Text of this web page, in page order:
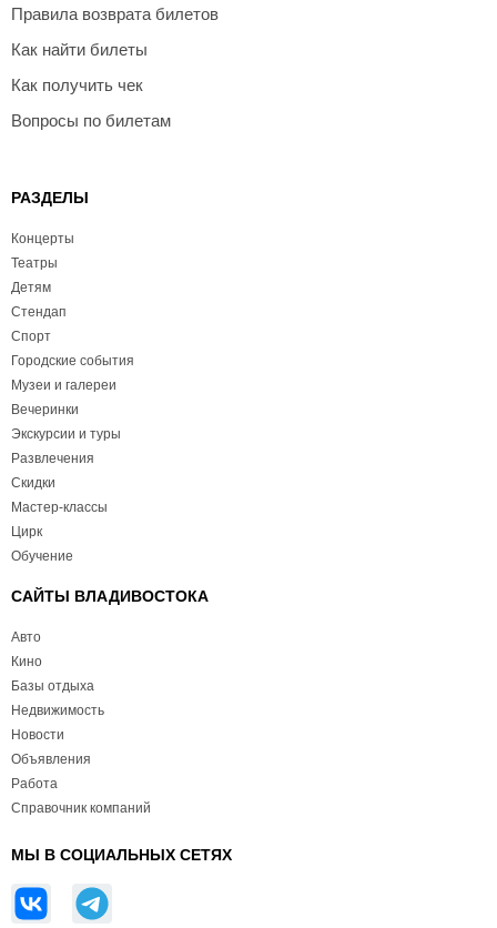
Правила возврата билетов
Как найти билеты
Как получить чек
Вопросы по билетам
РАЗДЕЛЫ
Концерты
Театры
Детям
Стендап
Спорт
Городские события
Музеи и галереи
Вечеринки
Экскурсии и туры
Развлечения
Скидки
Мастер-классы
Цирк
Обучение
САЙТЫ ВЛАДИВОСТОКА
Авто
Кино
Базы отдыха
Недвижимость
Новости
Объявления
Работа
Справочник компаний
МЫ В СОЦИАЛЬНЫХ СЕТЯХ